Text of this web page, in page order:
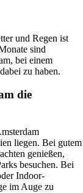
und Regen ist
sind
bei einem
zu haben.
die
liegen. Bei gutem
genießen,
besuchen. Bei
Indoor-
im Auge zu